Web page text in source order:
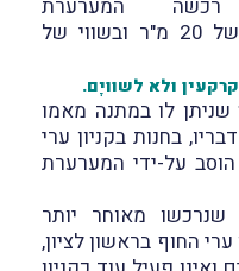
17.12.2004 רכשה המערערת
מצ'צ'יק מקרקעין בשטח של 20 מ"ר ובשווי של
ולא לשוויָם.
שניתן לו במתנה מאמו
בחנות בקניון ערי
על-ידי המערערת
מאוחר יותר
ערי החוף בראשון לציון,